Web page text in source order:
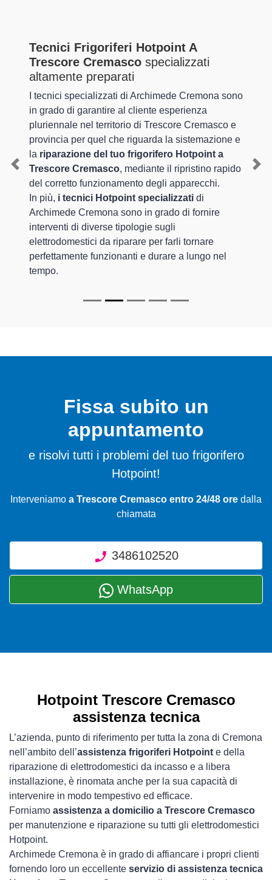
Tecnici Frigoriferi Hotpoint A
Trescore Cremasco specializzati
altamente preparati
I tecnici specializzati di Archimede Cremona sono
in grado di garantire al cliente esperienza
pluriennale nel territorio di Trescore Cremasco e
provincia per quel che riguarda la sistemazione e
la riparazione del tuo frigorifero Hotpoint a
Trescore Cremasco, mediante il ripristino rapido
del corretto funzionamento degli apparecchi.
In più, i tecnici Hotpoint specializzati di
Archimede Cremona sono in grado di fornire
interventi di diverse tipologie sugli
elettrodomestici da riparare per farli tornare
perfettamente funzionanti e durare a lungo nel
tempo.
Previous
Fissa subito un
appuntamento
e risolvi tutti i problemi del tuo frigorifero
Hotpoint!
Interveniamo a Trescore Cremasco entro 24/48 ore dalla
chiamata
3486102520
WhatsApp
Hotpoint Trescore Cremasco
assistenza tecnica
L’azienda, punto di riferimento per tutta la zona di Cremona
nell’ambito dell’assistenza frigoriferi Hotpoint e della
riparazione di elettrodomestici da incasso e a libera
installazione, è rinomata anche per la sua capacità di
intervenire in modo tempestivo ed efficace.
Forniamo assistenza a domicilio a Trescore Cremasco
per manutenzione e riparazione su tutti gli elettrodomestici
Hotpoint.
Archimede Cremona è in grado di affiancare i propri clienti
fornendo loro un eccellente servizio di assistenza tecnica